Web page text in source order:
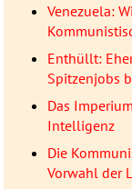
Venezuela:
Enthüllt:
Spitzenjobs
Das
Intelligenz
Die
Vorwahl der